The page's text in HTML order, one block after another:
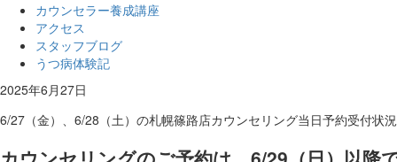
カウンセラー養成講座
アクセス
スタッフブログ
うつ病体験記
2025年6月27日
6/27（金）、6/28（土）の札幌篠路店カウンセリング当日予約受付状況